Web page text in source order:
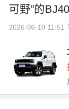
可野”的
2026-06-10 11:51